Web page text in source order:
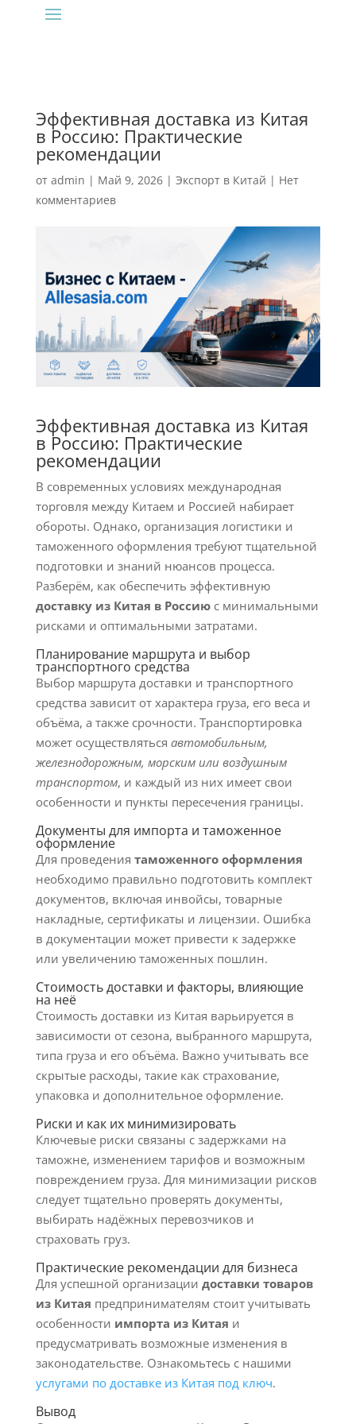
Эффективная доставка из Китая
в Россию: Практические
рекомендации
от admin | Май 9, 2026| Экспорт в Китай | Нет
комментариев
Эффективная доставка из Китая
в Россию: Практические
рекомендации
В современных условиях международная
торговля между Китаем и Россией набирает
обороты. Однако, организация логистики и
таможенного оформления требуют тщательной
подготовки и знаний нюансов процесса.
Разберём, как обеспечить эффективную
доставку из Китая в Россиюс минимальными
рисками и оптимальными затратами.
Планирование маршрута и выбор
транспортного средства
Выбор маршрута доставки и транспортного
средства зависит от характера груза, его веса и
объёма, а также срочности. Транспортировка
может осуществляться автомобильным,
железнодорожным, морским или воздушным
транспортом, и каждый из них имеет свои
особенности и пункты пересечения границы.
Документы для импорта и таможенное
оформление
Для проведения таможенного оформления
необходимо правильно подготовить комплект
документов, включая инвойсы, товарные
накладные, сертификаты и лицензии. Ошибка
в документации может привести к задержке
или увеличению таможенных пошлин.
Стоимость доставки и факторы, влияющие
на неё
Стоимость доставки из Китая варьируется в
зависимости от сезона, выбранного маршрута,
типа груза и его объёма. Важно учитывать все
скрытые расходы, такие как страхование,
упаковка и дополнительное оформление.
Риски и как их минимизировать
Ключевые риски связаны с задержками на
таможне, изменением тарифов и возможным
повреждением груза. Для минимизации рисков
следует тщательно проверять документы,
выбирать надёжных перевозчиков и
страховать груз.
Практические рекомендации для бизнеса
Для успешной организации доставки товаров
из Китая предпринимателям стоит учитывать
особенности импорта из Китая и
предусматривать возможные изменения в
законодательстве. Ознакомьтесь с нашими
услугами по доставке из Китая под ключ.
Вывод